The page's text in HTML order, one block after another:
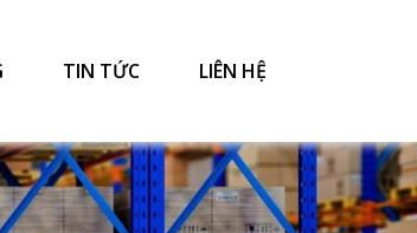
TIN TỨC LIÊN HỆ